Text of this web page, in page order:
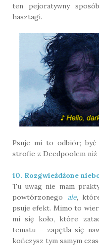
ten pejoratywny
hasztagi.
Psuje mi to odbiór; być
strofie z Deedpoolem niż
10. Rozgwieżdżone
Tu uwag nie mam
powtórzonego ale,
psuje efekt. Mimo to
mi się koło, które
tematu – zapętla się
kończysz tym samym